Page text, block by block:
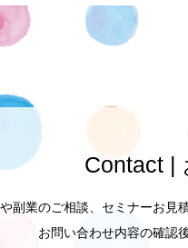
Contact |
副業のご相談、セミナーお見
お問い合わせ内容の確認